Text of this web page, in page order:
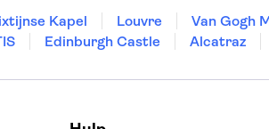
Kapel Louvre Van Gogh
Edinburgh Castle Alcatraz